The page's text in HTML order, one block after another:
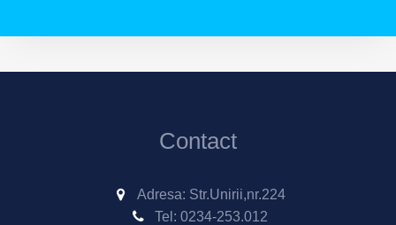
Contact
Adresa: Str.Unirii,nr.224
Tel: 0234-253.012